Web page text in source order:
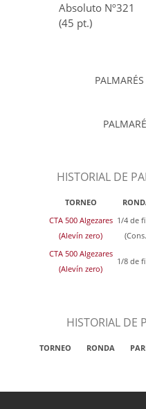
Absoluto Nº321
(45 pt.)
HISTORIAL DE
TORNEO
CTA 500 Algezares
(Alevín zero)
1/4 de
CTA 500 Algezares
(Alevín zero)
1/8 de
HISTORIAL DE
TORNEO RONDA